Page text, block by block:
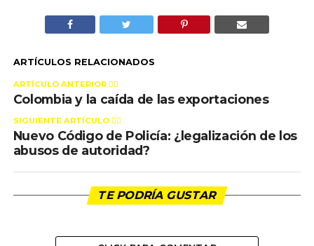
ARTÍCULOS RELACIONADOS
ARTÍCULO ANTERIOR 👉🏻
Colombia y la caída de las exportaciones
SIGUIENTE ARTÍCULO 👈🏻
Nuevo Código de Policía: ¿legalización de los
abusos de autoridad?
TE PODRÍA GUSTAR